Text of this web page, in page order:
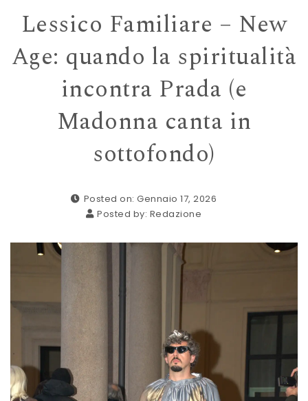
Lessico Familiare – New
Age: quando la spiritualità
incontra Prada (e
Madonna canta in
sottofondo)
Posted on: Gennaio 17, 2026
Posted by: Redazione